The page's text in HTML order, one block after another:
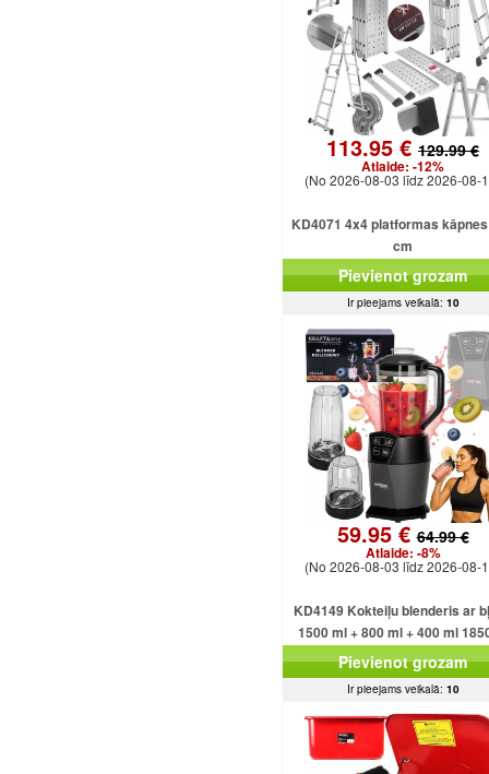
113.95 € 129.99 €
Atlaide: -12%
(No 2026-08-03 līdz 2026-08-
KD4071 4x4 platformas
cm
Pievienot grozam
Ir pieejams veikalā: 10
59.95 €64.99 €
Atlaide: -8%
(No 2026-08-03 līdz 2026-08-
KD4149 Kokteiļu blenderis ar
1500 ml + 800 ml + 400 ml
Pievienot grozam
Ir pieejams veikalā: 10